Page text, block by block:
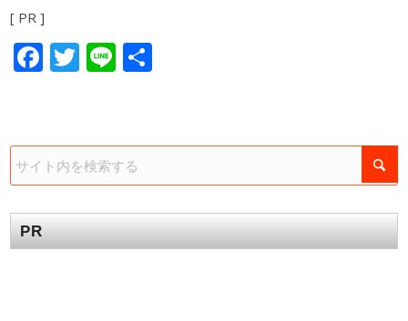
[ PR ]
Facebook
Twitter
Line
PR